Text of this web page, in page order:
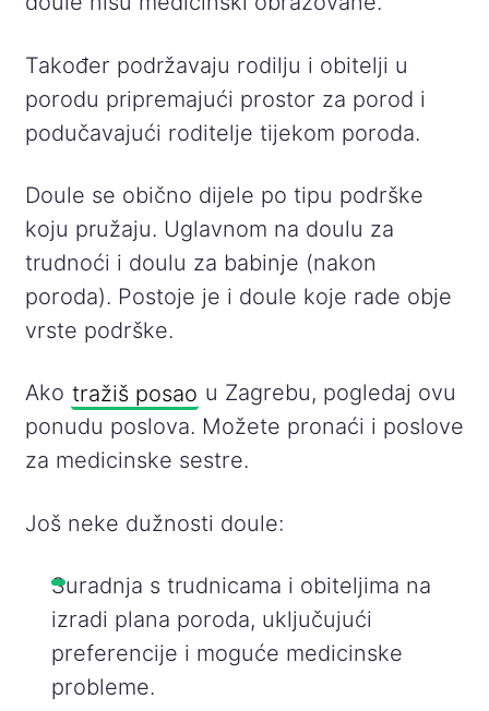
Također podržavaju rodilju i obitelji u
porodu pripremajući prostor za porod i
podučavajući roditelje tijekom poroda.
Doule se obično dijele po tipu podrške
koju pružaju. Uglavnom na doulu za
trudnoći i doulu za babinje (nakon
poroda). Postoje je i doule koje rade obje
vrste podrške.
Ako tražiš posao u Zagrebu, pogledaj ovu
ponudu poslova. Možete pronaći i poslove
za medicinske sestre.
Još neke dužnosti doule:
Suradnja s trudnicama i obiteljima na
izradi plana poroda, uključujući
preferencije i moguće medicinske
probleme.